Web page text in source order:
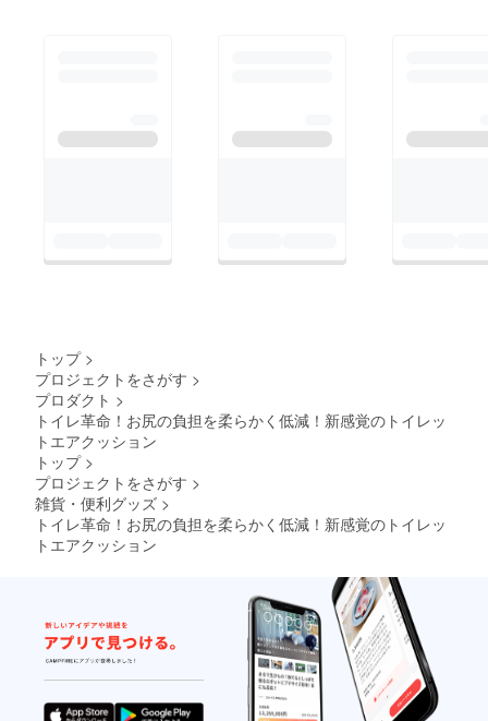
トップ >
プロジェクトをさがす >
プロダクト >
トイレ革命！お尻の負担を柔らかく低減！新感覚のトイレッ
トエアクッション
トップ >
プロジェクトをさがす >
雑貨・便利グッズ >
トイレ革命！お尻の負担を柔らかく低減！新感覚のトイレッ
トエアクッション